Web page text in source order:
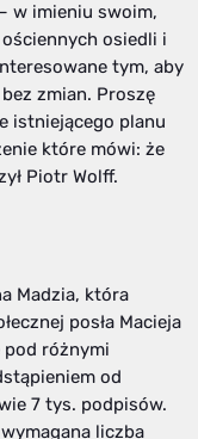
w imieniu swoim,
osiedli i
tym, aby
zmian. Proszę
istniejącego planu
które mówi: że
Piotr Wolff.
Madzia, która
posła Macieja
pod różnymi
od
7 tys. podpisów.
liczba